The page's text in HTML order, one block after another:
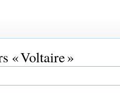
« Voltaire »